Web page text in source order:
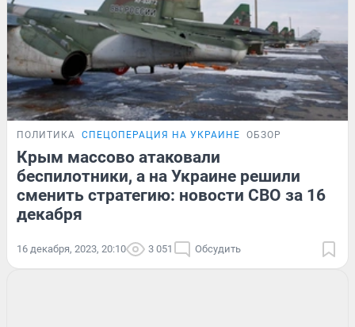
ПОЛИТИКА СПЕЦОПЕРАЦИЯ НА УКРАИНЕ ОБЗОР
Крым массово атаковали
беспилотники, а на Украине решили
сменить стратегию: новости СВО за 16
декабря
16 декабря, 2023, 20:10 3 051 Обсудить